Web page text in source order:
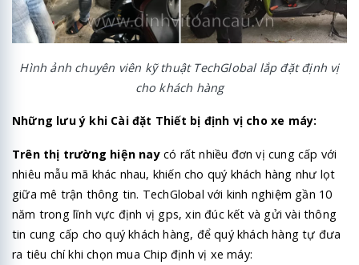
Hình ảnh chuyên viên kỹ thuật TechGlobal lắp đặt định vị
cho khách hàng
Những lưu ý khi Cài đặt Thiết bị định vị cho xe máy:
Trên thị trường hiện naycó rất nhiều đơn vị cung cấp với
nhiêu mẫu mã khác nhau, khiến cho quý khách hàng như lọt
giữa mê trận thông tin. TechGlobal với kinh nghiệm gần 10
năm trong lĩnh vực định vị gps, xin đúc kết và gửi vài thông
tin cung cấp cho quý khách hàng, để quý khách hàng tự đưa
ra tiêu chí khi chọn mua Chip định vị xe máy: